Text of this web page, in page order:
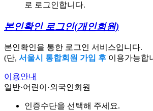
로 로그인합니다.
본인확인 로그인(개인회원)
본인확인을 통한 로그인 서비스입니다.
(단, 서울시 통합회원 가입 후 이용가능합
이용안내
일반·어린이·외국인회원
인증수단을 선택해 주세요.